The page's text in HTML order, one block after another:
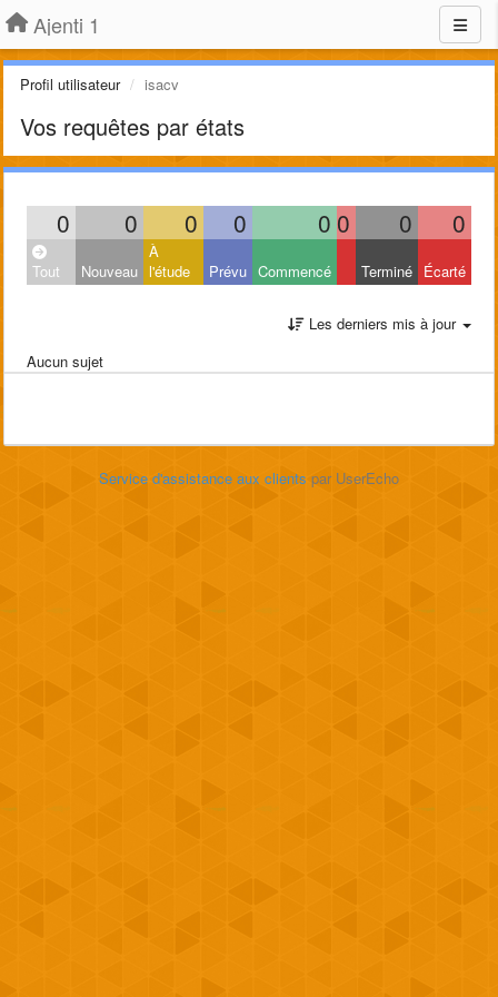
Ajenti 1
Profil utilisateur isacv
Vos requêtes par états
0 0 0 0 0 0 0 0
Tout Nouveau
À
l'étude
Prévu Commencé Terminé Écarté
Les derniers mis à jour
Aucun sujet
Service d'assistance aux clients par UserEcho